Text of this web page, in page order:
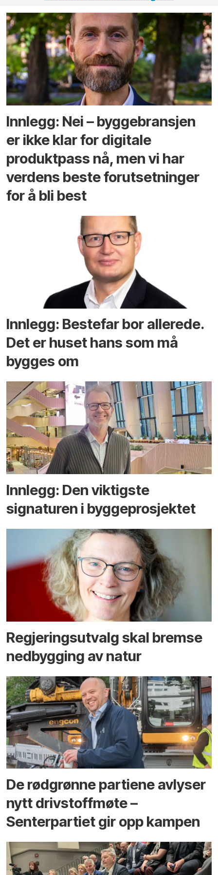
Innlegg: Nei – byggebransjen
er ikke klar for digitale
produktpass nå, men vi har
verdens beste forutsetninger
for å bli best
Innlegg: Bestefar bor allerede.
Det er huset hans som må
bygges om
Innlegg: Den viktigste
signaturen i bygge­­prosjektet
Regjerings­utvalg skal bremse
ned­bygging av natur
De rødgrønne partiene avlyser
nytt drivstoffmøte –
Senterpartiet gir opp kampen